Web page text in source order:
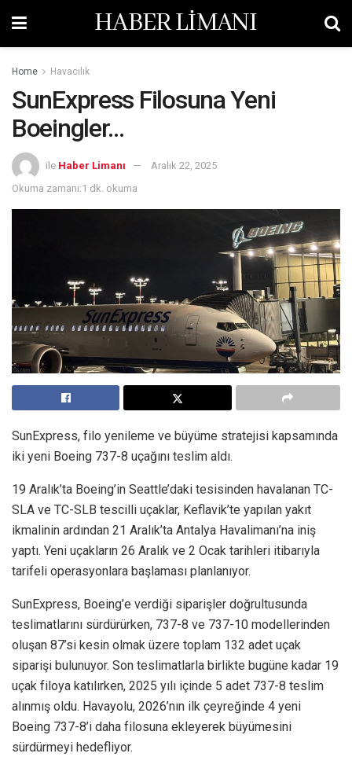
HABER LİMANI
Home Havacılık
SunExpress Filosuna Yeni
Boeingler…
ile Haber Limanı
Aralık 22, 2025
Okuma zamanı:1 dk. okuma
SunExpress, filo yenileme ve büyüme stratejisi kapsamında
iki yeni Boeing 737-8 uçağını teslim aldı.
19 Aralık’ta Boeing’in Seattle’daki tesisinden havalanan TC-
SLA ve TC-SLB tescilli uçaklar, Keflavik’te yapılan yakıt
ikmalinin ardından 21 Aralık’ta Antalya Havalimanı’na iniş
yaptı. Yeni uçakların 26 Aralık ve 2 Ocak tarihleri itibarıyla
tarifeli operasyonlara başlaması planlanıyor.
SunExpress, Boeing’e verdiği siparişler doğrultusunda
teslimatlarını sürdürürken, 737-8 ve 737-10 modellerinden
oluşan 87’si kesin olmak üzere toplam 132 adet uçak
siparişi bulunuyor. Son teslimatlarla birlikte bugüne kadar 19
uçak filoya katılırken, 2025 yılı içinde 5 adet 737-8 teslim
alınmış oldu. Havayolu, 2026’nın ilk çeyreğinde 4 yeni
Boeing 737-8’i daha filosuna ekleyerek büyümesini
sürdürmeyi hedefliyor.